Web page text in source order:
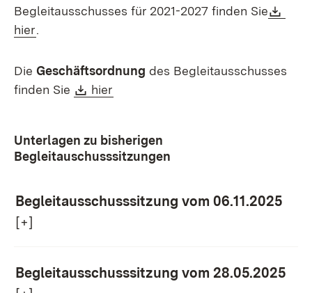
Begleitausschusses für 2021-2027 finden Sie
hier.
Die Geschäftsordnung des Begleitausschusses
finden Sie
Download:
hier
Unterlagen zu bisherigen
Begleitauschusssitzungen
Begleitausschusssitzung vom 06.11.2025
[+]
Begleitausschusssitzung vom 28.05.2025